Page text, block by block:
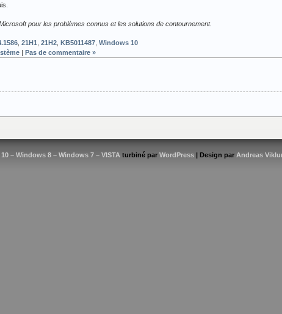
pour les problèmes connus et les solutions de contournement.
21H1 21H2 KB5011487 Windows 10
| Pas de commentaire »
– Windows 8 – Windows 7 – VISTA turbiné par WordPress | Design par Andreas